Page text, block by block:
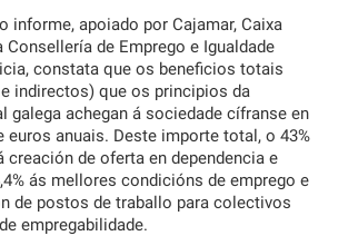
informe, apoiado por Cajamar, Caixa
Consellería de Emprego e Igualdade
constata que os beneficios totais
indirectos) que os principios da
galega achegan á sociedade cífranse en
euros anuais. Deste importe total, o 43%
creación de oferta en dependencia e
ás mellores condicións de emprego e
de postos de traballo para colectivos
empregabilidade.